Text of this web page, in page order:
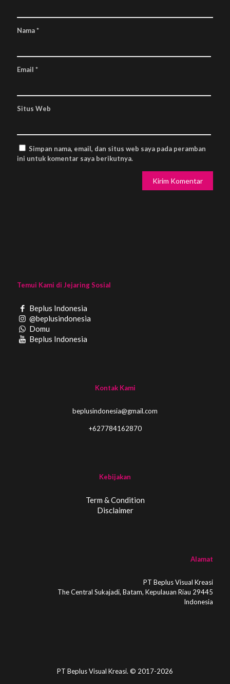
Nama*
Email *
Situs Web
Simpan nama, email, dan situs web saya pada peramban
ini untuk komentar saya berikutnya.
Temui Kami di Jejaring Sosial
Beplus Indonesia
@beplusindonesia
Domu
Beplus Indonesia
Kontak Kami
beplusindonesia@gmail.com
+627784162870
Kebijakan
Term & Condition
Disclaimer
Alamat
PT Beplus Visual Kreasi
The Central Sukajadi, Batam, Kepulauan Riau 29445
Indonesia
PT Beplus Visual Kreasi. © 2017-2026